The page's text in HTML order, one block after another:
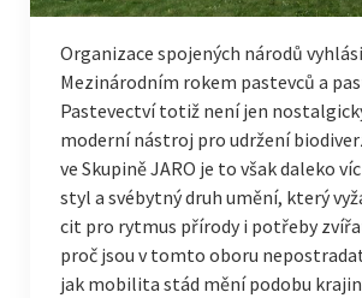
Organizace spojených národů
Mezinárodním rokem pastevců a
Pastevectví totiž není jen
moderní nástroj pro udržení
ve Skupině JARO je to však daleko
styl a svébytný druh umění, který
cit pro rytmus přírody i potřeby
proč jsou v tomto oboru
jak mobilita stád mění podobu